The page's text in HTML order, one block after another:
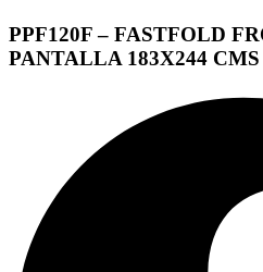
PPF120F – FASTFOLD
PANTALLA 183X244 CMS